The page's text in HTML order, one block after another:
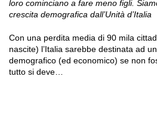
loro cominciano a fare meno figli.
crescita demografica dall’Unità d’Italia
Con una perdita media di 90 mila
nascite) l’Italia sarebbe destinata ad
demografico (ed economico) se non
tutto si deve…